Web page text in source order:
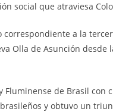
social que atraviesa
correspondiente a la
Olla de Asunción desde
Fluminense de Brasil con
y obtuvo un